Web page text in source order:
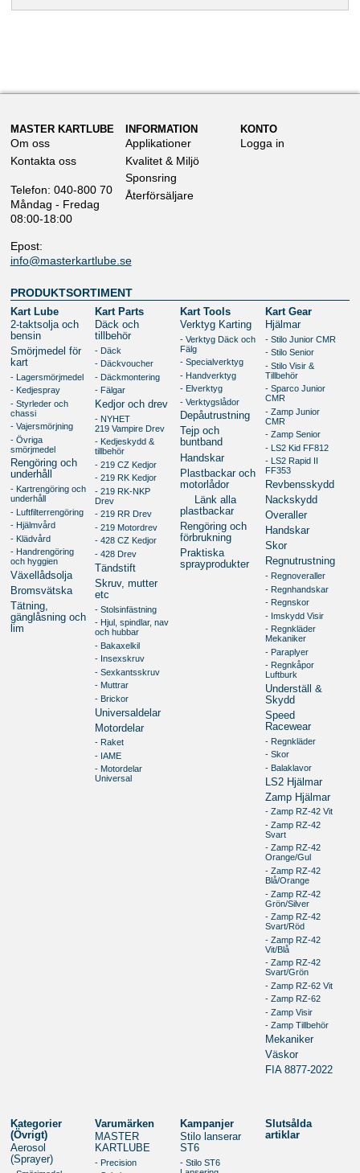
MASTER KARTLUBE
Om oss
Kontakta oss
Telefon: 040-800 70
Måndag - Fredag
08:00-18:00
Epost:
info@masterkartlube.se
KONTO
Logga in
INFORMATION
Applikationer
Kvalitet & Miljö
Sponsring
Återförsäljare
PRODUKTSORTIMENT
Kart Lube
2-taktsolja och
bensin
Smörjmedel för
kart
- Lagersmörjmedel
- Kedjespray
- Styrleder och
chassi
- Vajersmörjning
- Övriga
smörjmedel
Rengöring och
underhåll
- Kartrengöring och
underhåll
- Luftfilterrengöring
- Hjälmvård
- Klädvård
- Handrengöring
och hyggien
Växellådsolja
Bromsvätska
Tätning,
gänglåsning och
lim
Kart Parts
Däck och
tillbehör
- Däck
- Däckvoucher
- Däckmontering
- Fälgar
Kedjor och drev
- NYHET
219 Vampire Drev
- Kedjeskydd &
tillbehör
- 219 CZ Kedjor
- 219 RK Kedjor
- 219 RK-NKP
Drev
- 219 RR Drev
- 219 Motordrev
- 428 CZ Kedjor
- 428 Drev
Tändstift
Skruv, mutter
etc
- Stolsinfästning
- Hjul, spindlar, nav
och hubbar
- Bakaxelkil
- Insexskruv
- Sexkantsskruv
- Muttrar
- Brickor
Universaldelar
Motordelar
- Raket
- IAME
- Motordelar
Universal
Kart Tools
Verktyg Karting
- Verktyg Däck och
Fälg
- Specialverktyg
- Handverktyg
- Elverktyg
- Verktygslådor
Depåutrustning
Tejp och
buntband
Handskar
Plastbackar och
motorlådor
Länk alla
plastbackar
Rengöring och
förbrukning
Praktiska
sprayprodukter
Kart Gear
Hjälmar
- Stilo Junior CMR
- Stilo Senior
- Stilo Visir &
Tillbehör
- Sparco Junior
CMR
- Zamp Junior
CMR
- Zamp Senior
- LS2 Kid FF812
- LS2 Rapid II
FF353
Revbensskydd
Nackskydd
Overaller
Handskar
Skor
Regnutrustning
- Regnoveraller
- Regnhandskar
- Regnskor
- Imskydd Visir
- Regnkläder
Mekaniker
- Paraplyer
- Regnkåpor
Luftburk
Underställ &
Skydd
Speed
Racewear
- Regnkläder
- Skor
- Balaklavor
LS2 Hjälmar
Zamp Hjälmar
- Zamp RZ-42 Vit
- Zamp RZ-42
Svart
- Zamp RZ-42
Orange/Gul
- Zamp RZ-42
Blå/Orange
- Zamp RZ-42
Grön/Silver
- Zamp RZ-42
Svart/Röd
- Zamp RZ-42
Vit/Blå
- Zamp RZ-42
Svart/Grön
- Zamp RZ-62 Vit
- Zamp RZ-62
- Zamp Visir
- Zamp Tillbehör
Mekaniker
Väskor
FIA 8877-2022
Kategorier
(Övrigt)
Aerosol
(Sprayer)
Varumärken
MASTER
KARTLUBE
- Precision
Kampanjer
Stilo lanserar
ST6
- Stilo ST6
Slutsålda
artiklar